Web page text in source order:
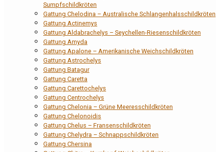
Sumpfschildkröten
Gattung Chelodina – Australische Schlangenhalsschildkröten
Gattung Actinemys
Gattung Aldabrachelys – Seychellen-Riesenschildkröten
Gattung Amyda
Gattung Apalone – Amerikanische Weichschildkröten
Gattung Astrochelys
Gattung Batagur
Gattung Caretta
Gattung Carettochelys
Gattung Centrochelys
Gattung Chelonia – Grüne Meeresschildkröten
Gattung Chelonoidis
Gattung Chelus – Fransenschildkröten
Gattung Chelydra – Schnappschildkröten
Gattung Chersina